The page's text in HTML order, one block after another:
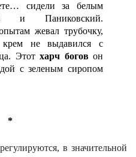
сидели за белым
и Паниковский.
жевал трубочку,
не выдавился с
Этотхарч боговон
с зеленым сиропом
*
регулируются, в значительной